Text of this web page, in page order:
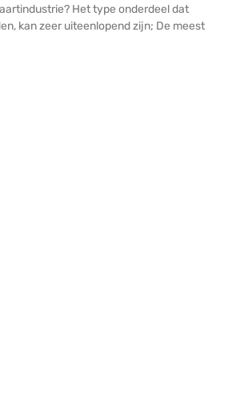
Het type onderdeel dat
kan zeer uiteenlopend zijn; De meest